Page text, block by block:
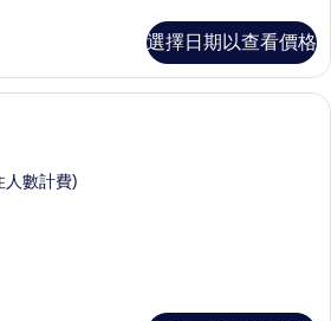
選擇日期以查看價格
標準客房一張特大床 | 客房內保險箱
人數計費)